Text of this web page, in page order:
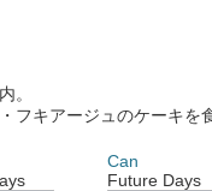
。
フキアージュのケーキを
Can
Future Days